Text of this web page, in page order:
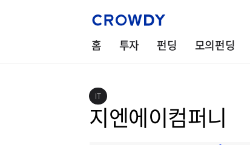
홈 투자 펀딩 모의펀딩
IT
지엔에이컴퍼니